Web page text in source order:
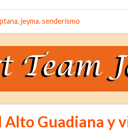
, jeyma. senderismo
Guadiana y